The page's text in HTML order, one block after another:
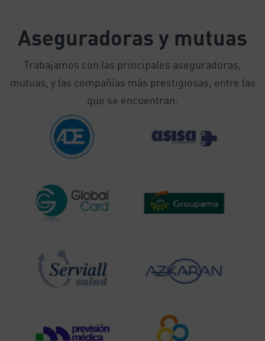
Aseguradoras y mutuas
Trabajamos con las principales aseguradoras,
mutuas, y las compañías más prestigiosas, entre las
que se encuentran: